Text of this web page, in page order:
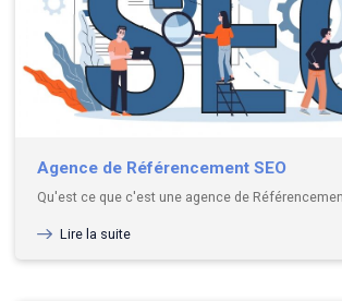
Agence de Référencement SEO
Qu'est ce que c'est une agence de
Lire la suite